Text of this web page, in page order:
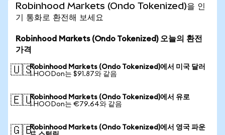
Robinhood Markets (Ondo Tokenized)을 인
기 통화로 환전해 보세요
Robinhood Markets (Ondo Tokenized) 오늘의 환전
가격
🇺🇸Robinhood Markets (Ondo Tokenized)에서 미국 달러
1 HOODon는 $91.87와 같음
🇪🇺Robinhood Markets (Ondo Tokenized)에서 유로
1 HOODon는 €79.64와 같음
🇬🇧Robinhood Markets (Ondo Tokenized)에서 영국 파운